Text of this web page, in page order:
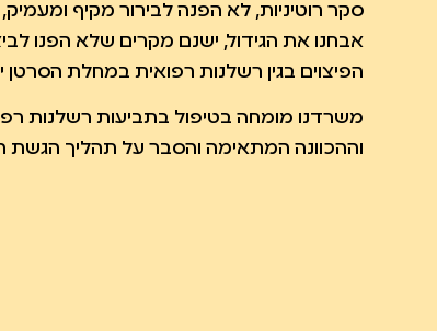
סקר רוטיניות, לא הפנה לבירור מקיף
אבחנו את הגידול, ישנם מקרים שלא הפנו
הפיצוים בגין רשלנות רפואית במחלת הסרטן
משרדנו מומחה בטיפול בתביעות רשלנות
וההכוונה המתאימה והסבר על תהליך הגשת